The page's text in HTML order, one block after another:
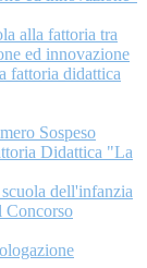
alla fattoria tra
ed innovazione
fattoria didattica
Sospeso
Didattica "La
dell'infanzia